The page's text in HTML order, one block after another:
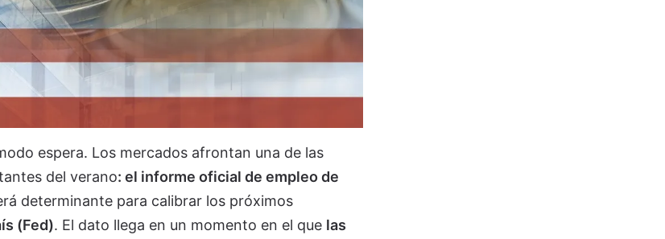
espera. Los mercados afrontan una de las
del verano: el informe oficial de empleo de
determinante para calibrar los próximos
(Fed). El dato llega en un momento en el que las